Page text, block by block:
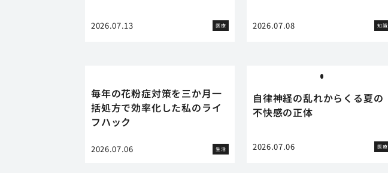
2026.07.13 医療 2026.07.08 知識
毎年の花粉症対策を三か月一
括処方で効率化した私のライ
フハック
2026.07.06 生活
自律神経の乱れからくる夏の
不快感の正体
2026.07.06 医療